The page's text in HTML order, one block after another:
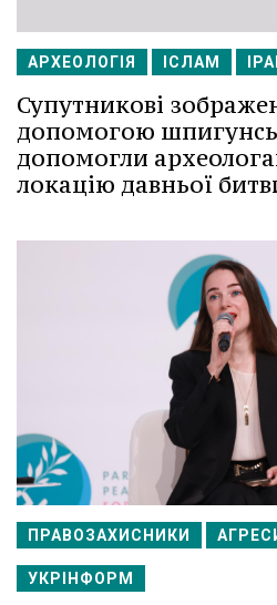
АРХЕОЛОГІЯ ІСЛАМ
Супутникові
допомогою
допомогли
локацію давньої
ПРАВОЗАХИСНИКИ
УКРІНФОРМ